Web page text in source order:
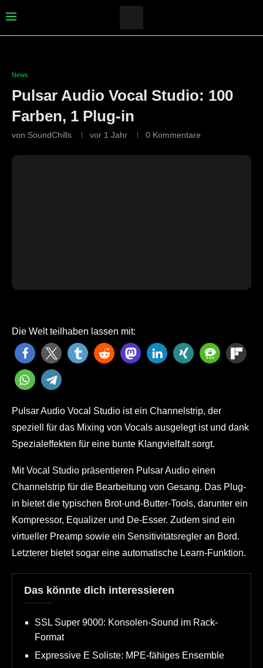
News
Pulsar Audio Vocal Studio: 100
Farben, 1 Plug-in
von SoundChills vor 1 Jahr 0 Kommentare
Die Welt teilhaben lassen mit:
Pulsar Audio Vocal Studio ist ein Channelstrip, der
speziell für das Mixing von Vocals ausgelegt ist und dank
Spezialeffekten für eine bunte Klangvielfalt sorgt.
Mit Vocal Studio präsentieren Pulsar Audio einen
Channelstrip für die Bearbeitung von Gesang. Das Plug-
in bietet die typischen Brot-und-Butter-Tools, darunter ein
Kompressor, Equalizer und De-Esser. Zudem sind ein
virtueller Preamp sowie ein Sensitivitätsregler an Bord.
Letzterer bietet sogar eine automatische Learn-Funktion.
Das könnte dich interessieren
SSL Super 9000: Konsolen-Sound im Rack-
Format
Expressive E Soliste: MPE-fähiges Ensemble